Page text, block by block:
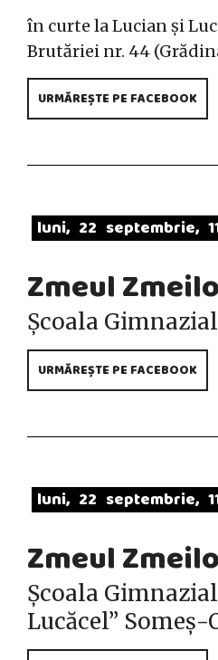
în curte la Lucian și
Brutăriei nr. 44
URMĂREȘTE PE FACEBOOK
luni 22 septembrie
Zmeul
Școala
URMĂREȘTE PE FACEBOOK
luni 22 septembrie
Zmeul
Școala
Lucăcel” Someș-